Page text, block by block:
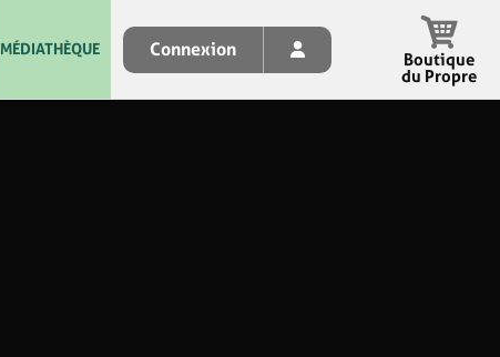
MÉDIATHÈQUE Connexion
Boutique
du Propre